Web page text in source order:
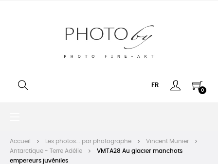
FR
0
Accueil Les photos... par photographe
Vincent Munier
Antarctique - Terre Adélie
VMTA28 Au glacier manchots
empereurs juvéniles